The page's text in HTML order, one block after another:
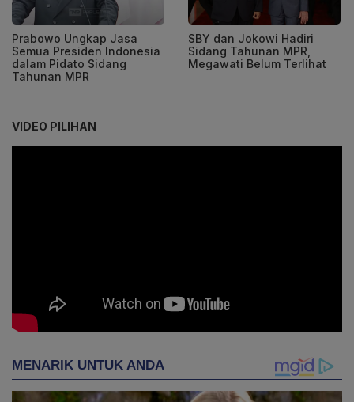
Prabowo Ungkap Jasa
Semua Presiden Indonesia
dalam Pidato Sidang
Tahunan MPR
SBY dan Jokowi Hadiri
Sidang Tahunan MPR,
Megawati Belum Terlihat
VIDEO PILIHAN